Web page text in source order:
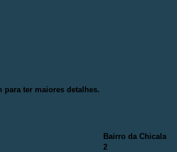
para ter maiores detalhes.
Bairro da Chicala
2